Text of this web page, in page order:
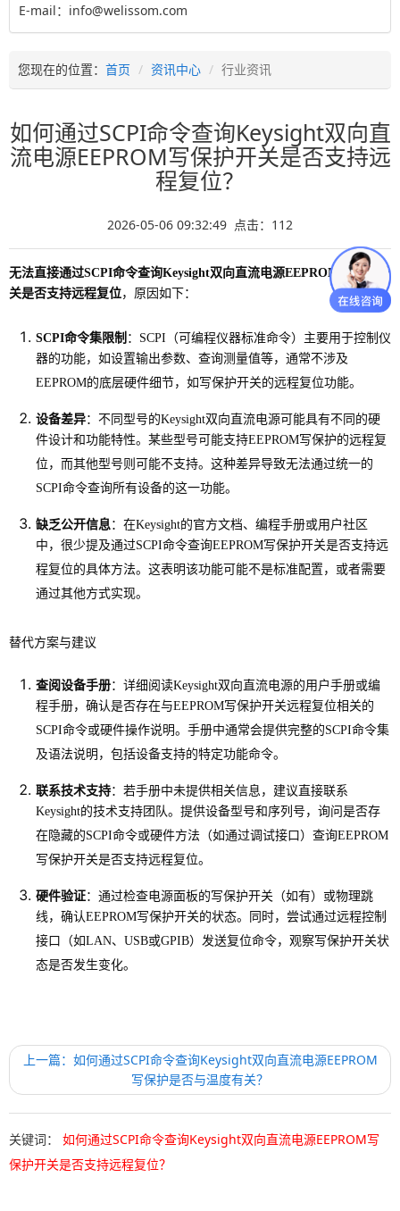
E-mail：info@welissom.com
您现在的位置： 首页 资讯中心 行业资讯
如何通过SCPI命令查询Keysight双向直
流电源EEPROM写保护开关是否支持远
程复位？
2026-05-06 09:32:49 点击： 112
无法直接通过SCPI命令查询Keysight双向直流电源EEPROM写保护开
关是否支持远程复位，原因如下：
SCPI命令集限制 ：SCPI（可编程仪器标准命令）主要用于控制仪
器的功能，如设置输出参数、查询测量值等，通常不涉及
EEPROM的底层硬件细节，如写保护开关的远程复位功能。
设备差异：不同型号的Keysight双向直流电源可能具有不同的硬
件设计和功能特性。某些型号可能支持EEPROM写保护的远程复
位，而其他型号则可能不支持。这种差异导致无法通过统一的
SCPI命令查询所有设备的这一功能。
缺乏公开信息 ：在Keysight的官方文档、编程手册或用户社区
中，很少提及通过SCPI命令查询EEPROM写保护开关是否支持远
程复位的具体方法。这表明该功能可能不是标准配置，或者需要
通过其他方式实现。
替代方案与建议
查阅设备手册：详细阅读Keysight双向直流电源的用户手册或编
程手册，确认是否存在与EEPROM写保护开关远程复位相关的
SCPI命令或硬件操作说明。手册中通常会提供完整的SCPI命令集
及语法说明，包括设备支持的特定功能命令。
联系技术支持：若手册中未提供相关信息，建议直接联系
Keysight的技术支持团队。提供设备型号和序列号，询问是否存
在隐藏的SCPI命令或硬件方法（如通过调试接口）查询EEPROM
写保护开关是否支持远程复位。
硬件验证：通过检查电源面板的写保护开关（如有）或物理跳
线，确认EEPROM写保护开关的状态。同时，尝试通过远程控制
接口（如LAN、USB或GPIB）发送复位命令，观察写保护开关状
态是否发生变化。
上一篇：如何通过SCPI命令查询Keysight双向直流电源EEPROM
写保护是否与温度有关？
关键词： 如何通过SCPI命令查询Keysight双向直流电源EEPROM写
保护开关是否支持远程复位？